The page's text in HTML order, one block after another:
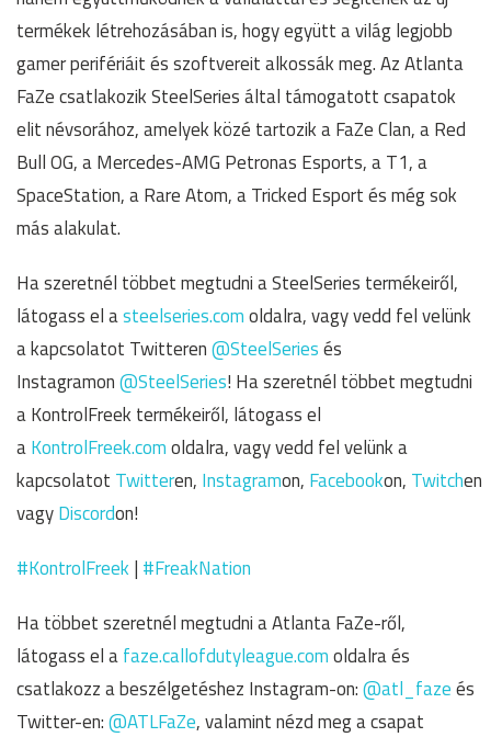
termékek létrehozásában is, hogy együtt a világ legjobb
gamer perifériáit és szoftvereit alkossák meg. Az Atlanta
FaZe csatlakozik SteelSeries által támogatott csapatok
elit névsorához, amelyek közé tartozik a FaZe Clan, a Red
Bull OG, a Mercedes-AMG Petronas Esports, a T1, a
SpaceStation, a Rare Atom, a Tricked Esport és még sok
más alakulat.
Ha szeretnél többet megtudni a SteelSeries termékeiről,
látogass el asteelseries.comoldalra, vagy vedd fel velünk
a kapcsolatot Twitteren@SteelSeriesés
Instagramon@SteelSeries! Ha szeretnél többet megtudni
a KontrolFreek termékeiről, látogass el
aKontrolFreek.comoldalra, vagy vedd fel velünk a
kapcsolatot Twitteren, Instagramon, Facebookon, Twitchen
vagyDiscordon!
#KontrolFreek| #FreakNation
Ha többet szeretnél megtudni a Atlanta FaZe-ről,
látogass el afaze.callofdutyleague.comoldalra és
csatlakozz a beszélgetéshez Instagram-on:@atl_fazeés
Twitter-en:@ATLFaZe, valamint nézd meg a csapat